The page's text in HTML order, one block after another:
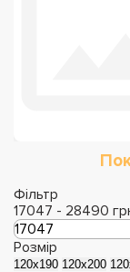
Фільтр
17047 - 28490
Розмір
120x190 120x200